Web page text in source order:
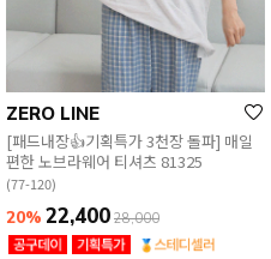
ZERO LINE
[패드내장👍기획특가 3천장 돌파] 매일
편한 노브라웨어 티셔츠 81325
(77-120)
20% 22,400 28,000